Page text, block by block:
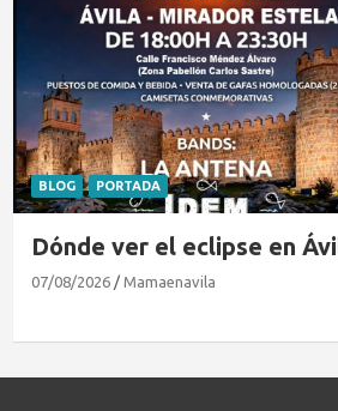
BLOG PORTADA
Cir&co Ávila 2026
03/08/2026 avilacon